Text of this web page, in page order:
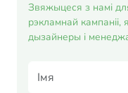
Звяжыцеся з намі
рэкламнай
дызайнеры і